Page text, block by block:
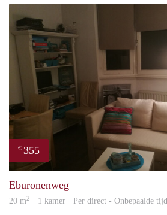
€ 355
Eburonenweg
20 m2 · 1 kamer · Per direct - Onbepaalde tijd